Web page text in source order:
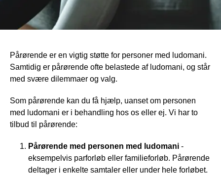
Pårørende er en vigtig støtte for personer med ludomani.
Samtidig er pårørende ofte belastede af ludomani, og står
med svære dilemmaer og valg.
Som pårørende kan du få hjælp, uanset om personen
med ludomani er i behandling hos os eller ej. Vi har to
tilbud til pårørende:
Pårørende med personen med ludomani -
eksempelvis parforløb eller familieforløb. Pårørende
deltager i enkelte samtaler eller under hele forløbet.